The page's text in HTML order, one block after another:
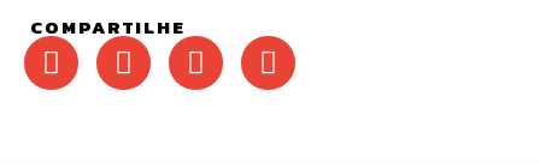
COMPARTILHE